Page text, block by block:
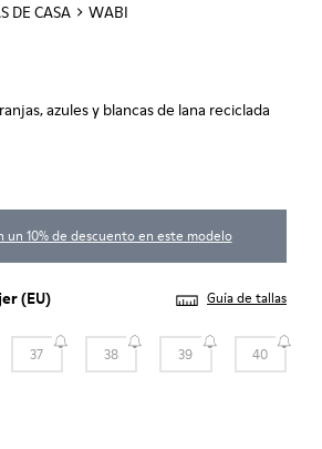
DE CASA WABI
azules y blancas de lana reciclada
un 10% de descuento en este modelo
(EU) Guía de tallas
37 38 39 40